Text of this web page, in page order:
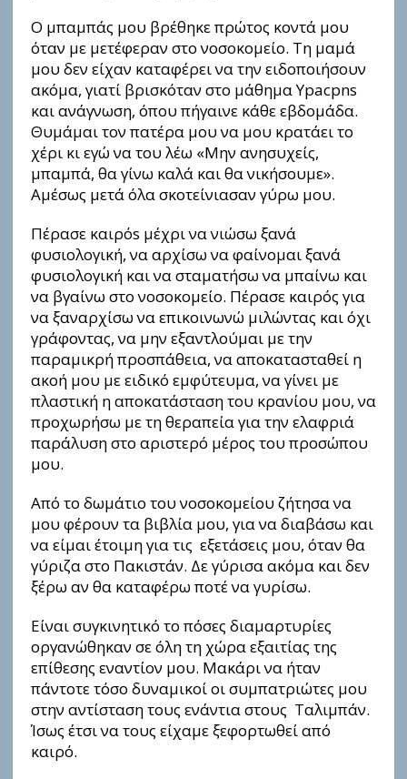
Ο μπαμπάς μου βρέθηκε πρώτος κοντά μου
όταν με μετέφεραν στο νοσοκομείο. Τη μαμά
μου δεν είχαν καταφέρει να την ειδοποιήσουν
ακόμα, γιατί βρισκόταν στο μάθημα Ypacpns
και ανάγνωση, όπου πήγαινε κάθε εβδομάδα.
Θυμάμαι τον πατέρα μου να μου κρατάει το
χέρι κι εγώ να του λέω «Μην ανησυχείς,
μπαμπά, θα γίνω καλά και θα νικήσουμε».
Αμέσως μετά όλα σκοτείνιασαν γύρω μου.
Πέρασε καιρόs μέχρι να νιώσω ξανά
φυσιολογική, να αρχίσω να φαίνομαι ξανά
φυσιολογική και να σταματήσω να μπαίνω και
να βγαίνω στο νοσοκομείο. Πέρασε καιρός για
να ξαναρχίσω να επικοινωνώ μιλώντας και όχι
γράφοντας, να μην εξαντλούμαι με την
παραμικρή προσπάθεια, να αποκατασταθεί η
ακοή μου με ειδικό εμφύτευμα, να γίνει με
πλαστική η αποκατάσταση του κρανίου μου, να
προχωρήσω με τη θεραπεία για την ελαφριά
παράλυση στο αριστερό μέρος του προσώπου
μου.
Από το δωμάτιο του νοσοκομείου ζήτησα να
μου φέρουν τα βιβλία μου, για να διαβάσω και
να είμαι έτοιμη για τις εξετάσεις μου, όταν θα
γύριζα στο Πακιστάν. Δε γύρισα ακόμα και δεν
ξέρω αν θα καταφέρω ποτέ να γυρίσω.
Είναι συγκινητικό το πόσες διαμαρτυρίες
οργανώθηκαν σε όλη τη χώρα εξαιτίας της
επίθεσης εναντίον μου. Μακάρι να ήταν
πάντοτε τόσο δυναμικοί οι συμπατριώτες μου
στην αντίσταση τους ενάντια στους Ταλιμπάν.
Ίσως έτσι να τους είχαμε ξεφορτωθεί από
καιρό.